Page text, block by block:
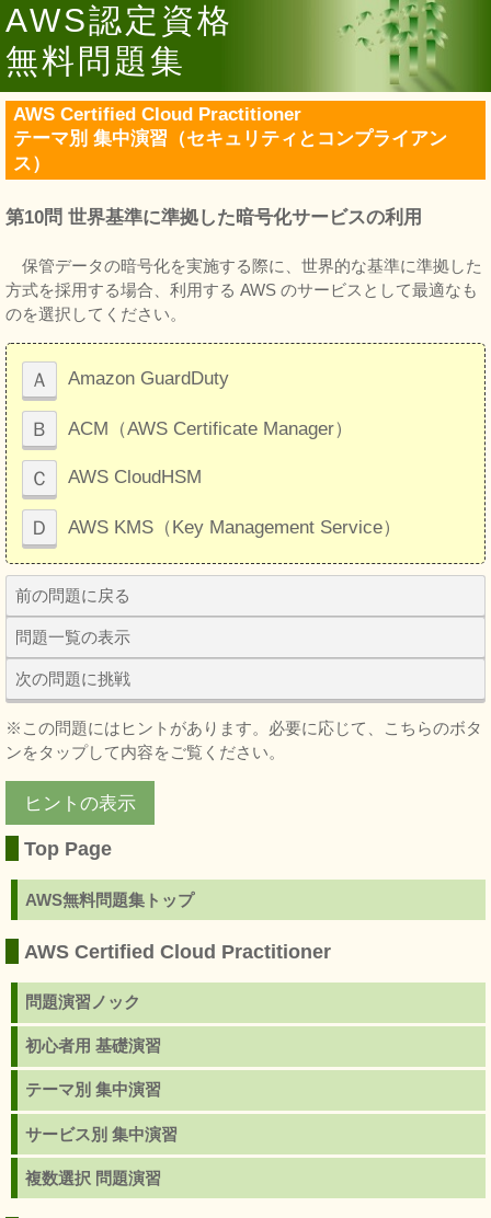
AWS認定資格
無料問題集
AWS Certified Cloud Practitioner
テーマ別 集中演習（セキュリティとコンプライアン
ス）
第10問 世界基準に準拠した暗号化サービスの利用
保管データの暗号化を実施する際に、世界的な基準に準拠した
方式を採用する場合、利用する AWS のサービスとして最適なも
のを選択してください。
Ａ Amazon GuardDuty
Ｂ ACM（AWS Certificate Manager）
Ｃ AWS CloudHSM
Ｄ AWS KMS（Key Management Service）
前の問題に戻る
問題一覧の表示
次の問題に挑戦
※この問題にはヒントがあります。必要に応じて、こちらのボタ
ンをタップして内容をご覧ください。
ヒントの表示
Top Page
AWS無料問題集トップ
AWS Certified Cloud Practitioner
問題演習ノック
初心者用 基礎演習
テーマ別 集中演習
サービス別 集中演習
複数選択 問題演習